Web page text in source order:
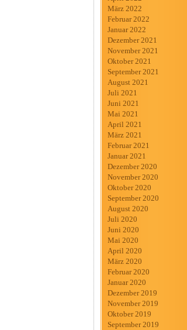
März 2022
Februar 2022
Januar 2022
Dezember 2021
November 2021
Oktober 2021
September 2021
August 2021
Juli 2021
Juni 2021
Mai 2021
April 2021
März 2021
Februar 2021
Januar 2021
Dezember 2020
November 2020
Oktober 2020
September 2020
August 2020
Juli 2020
Juni 2020
Mai 2020
April 2020
März 2020
Februar 2020
Januar 2020
Dezember 2019
November 2019
Oktober 2019
September 2019